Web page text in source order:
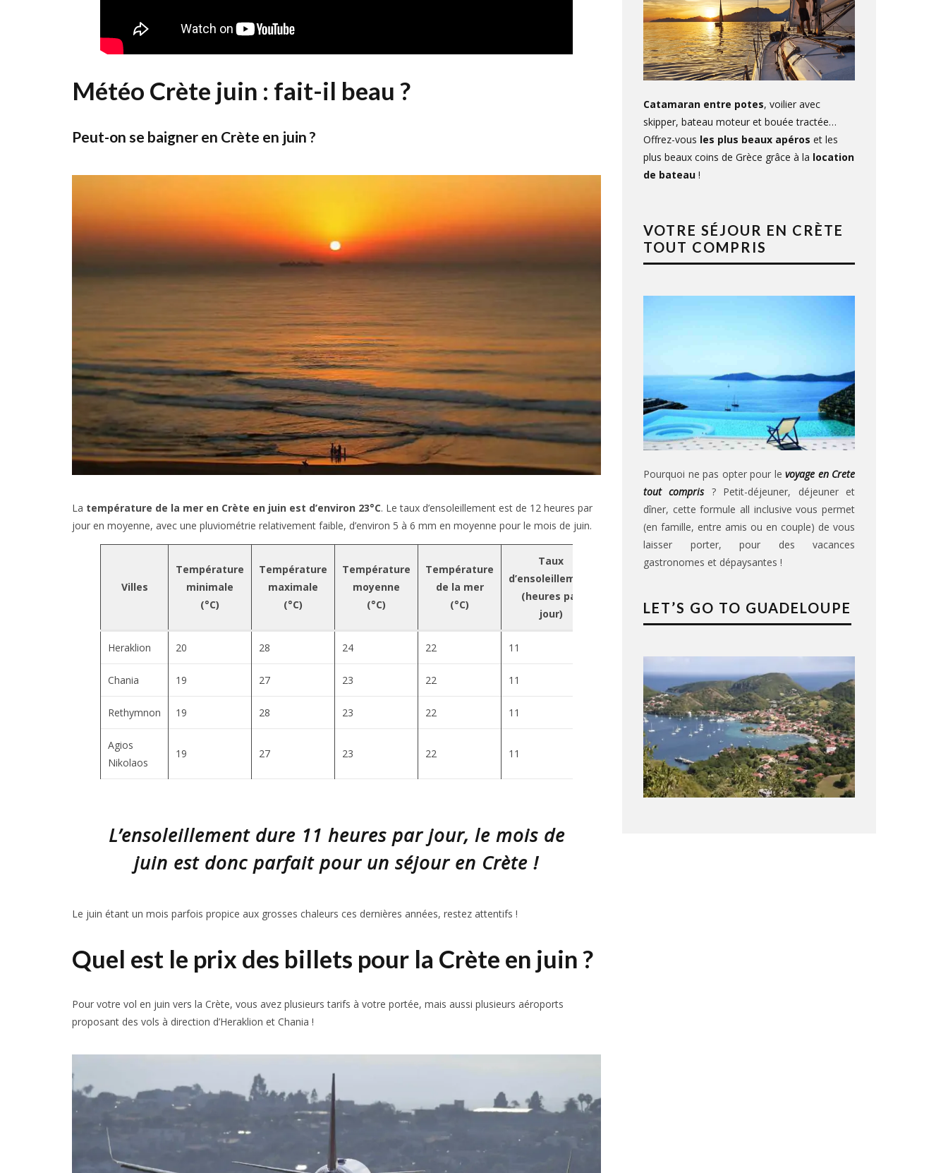
Météo Crète juin : fait-il beau ?
Peut-on se baigner en Crète en juin ?
La température de la mer en Crète en juin est d’environ 23°C. Le taux d’ensoleillement est de 12 heures par
jour en moyenne, avec une pluviométrie relativement faible, d’environ 5 à 6 mm en moyenne pour le mois de juin.
Villes
Température
minimale
(°C)
Température
maximale
(°C)
Température
moyenne
(°C)
Température
de la mer
(°C)
Taux
d’ensoleillement
(heures par
jour)
Heraklion 20 28 24 22 11
Chania 19 27 23 22 11
Rethymnon 19 28 23 22 11
Agios
Nikolaos
19 27 23 22 11
L’ensoleillement dure 11 heures par jour, le mois de
juin est donc parfait pour un séjour en Crète !
Le juin étant un mois parfois propice aux grosses chaleurs ces dernières années, restez attentifs !
Quel est le prix des billets pour la Crète en juin ?
Pour votre vol en juin vers la Crète, vous avez plusieurs tarifs à votre portée, mais aussi plusieurs aéroports
proposant des vols à direction d’Heraklion et Chania !
Catamaran entre potes, voilier avec
skipper, bateau moteur et bouée tractée…
Offrez-vous les plus beaux apéros et les
plus beaux coins de Grèce grâce à la location
de bateau !
VOTRE SÉJOUR EN CRÈTE
TOUT COMPRIS
Pourquoi ne pas opter pour le voyage en Crete
tout compris? Petit-déjeuner, déjeuner et
dîner, cette formule all inclusive vous permet
(en famille, entre amis ou en couple) de vous
laisser porter, pour des vacances
gastronomes et dépaysantes !
LET’S GO TO GUADELOUPE